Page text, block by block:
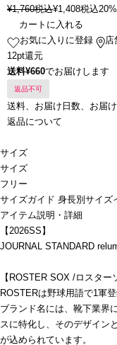
¥1,760税込¥1,408税込
カートに入れる
お気に入りに登録
店
12pt還元
送料¥660でお届けします
返品不可
送料、お届け日数、お届
返品について
サイズ
サイズ
フリー
サイズガイド 身長別サイズ
アイテム説明・詳細
【2026SS】
JOURNAL STANDARD
【ROSTER SOX /ロスター
ROSTERは野球用語で1軍登
ブランド名には、靴下業界
スに特化し、そのデザイン
が込められています。